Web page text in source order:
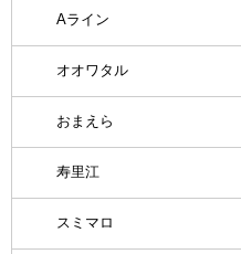
Aライン
オオワタル
おまえら
寿里江
スミマロ